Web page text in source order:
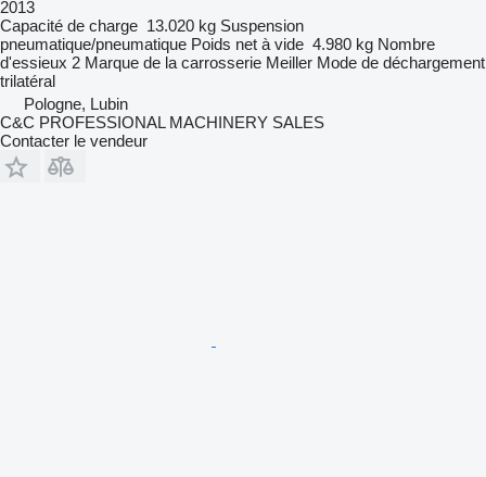
2013
Capacité de charge 13.020 kg Suspension
pneumatique/pneumatique Poids net à vide 4.980 kg Nombre
d'essieux 2 Marque de la carrosserie Meiller Mode de déchargement
trilatéral
Pologne, Lubin
C&C PROFESSIONAL MACHINERY SALES
Contacter le vendeur